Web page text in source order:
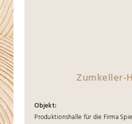
Zumkeller-
Objekt:
Produktionshalle für die Firma